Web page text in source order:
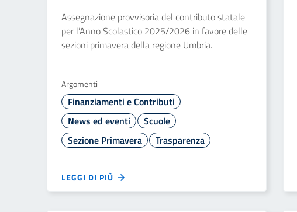
Assegnazione provvisoria del contributo statale
per l’Anno Scolastico 2025/2026 in favore delle
sezioni primavera della regione Umbria.
Argomenti
Finanziamenti e Contributi
News ed eventi
Scuole
Sezione Primavera
Trasparenza
LEGGI DI PIÙ